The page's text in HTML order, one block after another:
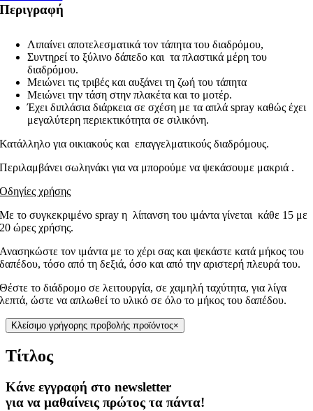
Περιγραφή
Λιπαίνει αποτελεσματικά τον τάπητα του διαδρόμου,
Συντηρεί το ξύλινο δάπεδο και τα πλαστικά μέρη του
διαδρόμου.
Μειώνει τις τριβές και αυξάνει τη ζωή του τάπητα
Μειώνει την τάση στην πλακέτα και το μοτέρ.
Έχει διπλάσια διάρκεια σε σχέση με τα απλά spray καθώς έχει
μεγαλύτερη περιεκτικότητα σε σιλικόνη.
Κατάλληλο για οικιακούς και επαγγελματικούς διαδρόμους.
Περιλαμβάνει σωληνάκι για να μπορούμε να ψεκάσουμε μακριά .
Οδηγίες χρήσης
Με το συγκεκριμένο spray η λίπανση του ιμάντα γίνεται κάθε 15 με
20 ώρες χρήσης.
Ανασηκώστε τον ιμάντα με το χέρι σας και ψεκάστε κατά μήκος του
δαπέδου, τόσο από τη δεξιά, όσο και από την αριστερή πλευρά του.
Θέστε το διάδρομο σε λειτουργία, σε χαμηλή ταχύτητα, για λίγα
λεπτά, ώστε να απλωθεί το υλικό σε όλο το μήκος του δαπέδου.
Κλείσιμο γρήγορης προβολής προϊόντος×
Τίτλος
Κάνε εγγραφή στο newsletter
για να μαθαίνεις πρώτος τα πάντα!